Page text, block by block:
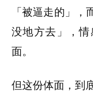
「被逼走的」
没地方去」，
面。
但这份体面，到